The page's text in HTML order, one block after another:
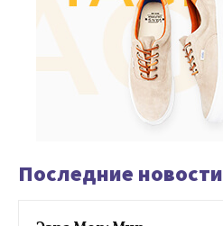
Последние новости